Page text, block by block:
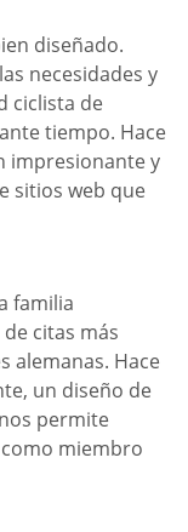
diseñado.
necesidades y
ciclista de
tiempo. Hace
impresionante y
sitios web que
familia
citas más
alemanas. Hace
un diseño de
permite
miembro